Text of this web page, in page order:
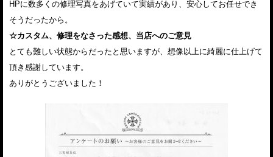
HPに数多くの修理写真をあげていて実績があり、安心してお任せでき
そうだったから。
☆カスタム、修理をなさった感想、当店へのご意見
とても難しい状態からだったと思いますが、想像以上に綺麗に仕上げて
頂き感謝しています。
ありがとうございました！